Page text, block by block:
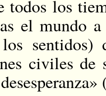
todos los
el mundo
sentidos)
civiles de